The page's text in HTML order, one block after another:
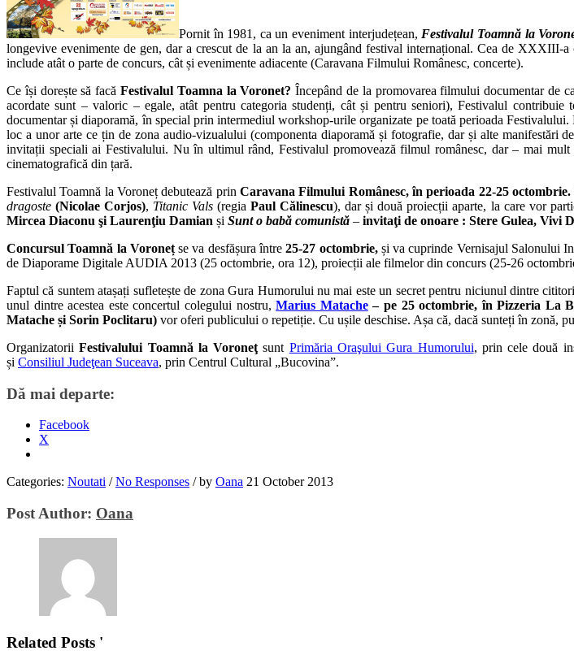
Pornit în 1981, ca un eveniment interjudețean, Festivalul Toamnă la
longevive evenimente de gen, dar a crescut de la an la an, ajungând festival internațional. Cea de XXXIII-a
include atât o parte de concurs, cât și evenimente adiacente (Caravana Filmului Românesc, concerte).
Ce își dorește să facă Festivalul Toamna la Voronet? Începând de la promovarea filmului documentar de
acordate sunt – valoric – egale, atât pentru categoria studenți, cât și pentru seniori), Festivalul
documentar și diaporamă, în special prin intermediul workshop-urile organizate pe toată perioada
loc a unor arte ce țin de zona audio-vizualului (componenta diaporamă și fotografie, dar și alte manifestări
invitații speciali ai Festivalului. Nu în ultimul rând, Festivalul promovează filmul românesc, dar – mai
cinematografică din țară.
Festivalul Toamnă la Voroneț debutează prin Caravana Filmului Românesc, în perioada 22-25 octombrie.
dragoste (Nicolae Corjos), Titanic Vals (regiaPaul Călinescu), dar și două proiecții aparte, la care vor
Mircea Diaconu şi Laurenţiu Damian și Sunt o babă comunistă – invitaţi de onoare : Stere Gulea, Vivi
Concursul Toamnă la Voronețse va desfășura între25-27 octombrie,și va cuprinde Vernisajul Salonului
de Diaporame Digitale AUDIA 2013 (25 octombrie, ora 12), proiecții ale filmelor din concurs (25-26
Faptul că suntem atașați sufletește de zona Gura Humorului nu mai este un secret pentru niciunul dintre
unul dintre acestea este concertul colegului nostru,Marius Matache– pe 25 octombrie, în Pizzeria La
Matache și Sorin Poclitaru) vor oferi publicului o repetiție. Cu ușile deschise. Așa că, dacă sunteți în zonă,
OrganizatoriiFestivalului Toamnă la Voroneţ sunt Primăria Oraşului Gura Humorului, prin cele două
și Consiliul Judeţean Suceava, prin Centrul Cultural „Bucovina”.
Dă mai departe:
Facebook
X
Categories: Noutati / No Responses /by Oana 21 October 2013
Post Author: Oana
Related Posts '